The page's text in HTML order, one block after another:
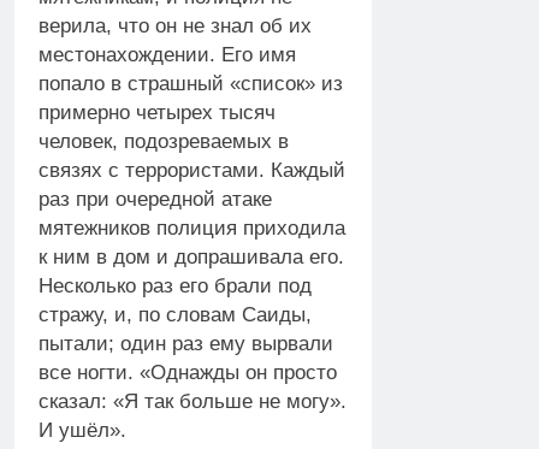
верила, что он не знал об их
местонахождении. Его имя
попало в страшный «список» из
примерно четырех тысяч
человек, подозреваемых в
связях с террористами. Каждый
раз при очередной атаке
мятежников полиция приходила
к ним в дом и допрашивала его.
Несколько раз его брали под
стражу, и, по словам Саиды,
пытали; один раз ему вырвали
все ногти. «Однажды он просто
сказал: «Я так больше не могу».
И ушёл».